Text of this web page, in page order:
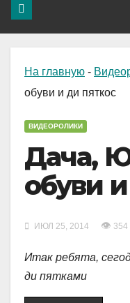
На главную -
обуви и ди пяткос
ВИДЕОРОЛИКИ
Дача,
обуви
ИЮЛ 25, 2014 👁 354
Итак ребята,
ди пятками